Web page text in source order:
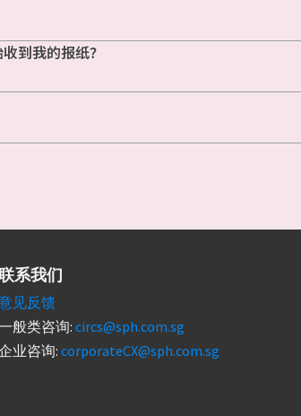
到我的报纸？
系我们
见反馈
般类咨询:circs@sph.com.sg
业咨询: corporateCX@sph.com.sg